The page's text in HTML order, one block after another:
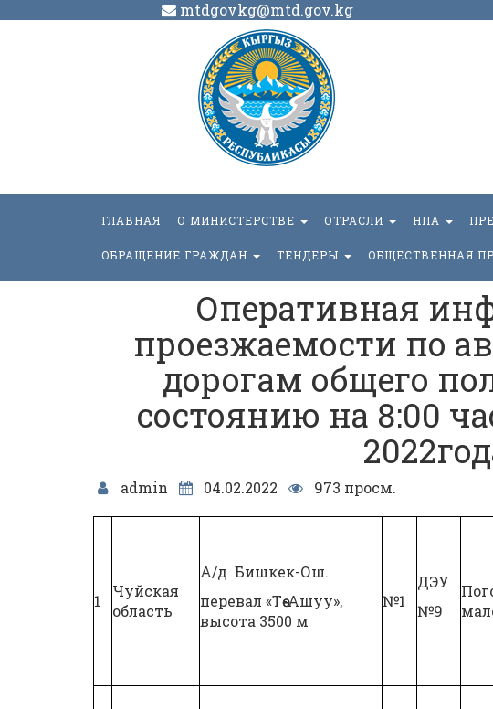
mtdgovkg@mtd.gov.kg
ГЛАВНАЯ О МИНИСТЕРСТВЕ ОТРАСЛИ НПА
ОБРАЩЕНИЕ ГРАЖДАН ТЕНДЕРЫ ОБЩЕСТВЕННАЯ
Оперативная
проезжаемости по
дорогам общего
состоянию на 8:00
admin 04.02.2022 973 просм.
1
Чуйская
область
А/д Бишкек-Ош.
перевал «Төө-Ашуу»,
высота 3500 м
№1
ДЭУ
№9